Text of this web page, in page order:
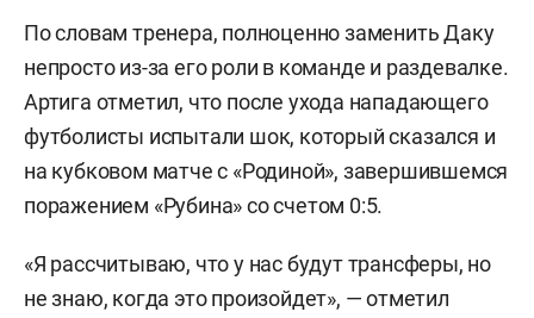
По словам тренера, полноценно заменить Даку
непросто из-за его роли в команде и раздевалке.
Артига отметил, что после ухода нападающего
футболисты испытали шок, который сказался и
на кубковом матче с «Родиной», завершившемся
поражением «Рубина» со счетом 0:5.
«Я рассчитываю, что у нас будут трансферы, но
не знаю, когда это произойдет», — отметил